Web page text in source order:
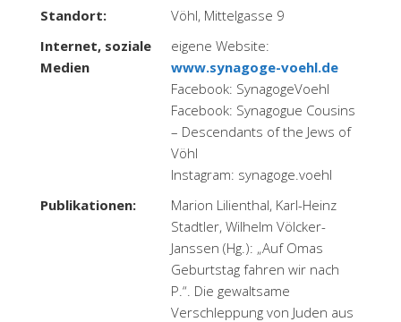
Standort:
Vöhl, Mittelgasse 9
Internet, soziale
Medien
eigene Website:
www.synagoge-voehl.de
Facebook: SynagogeVoehl
Facebook: Synagogue Cousins
– Descendants of the Jews of
Vöhl
Instagram: synagoge.voehl
Publikationen:
Marion Lilienthal, Karl-Heinz
Stadtler, Wilhelm Völcker-
Janssen (Hg.): „Auf Omas
Geburtstag fahren wir nach
P.“. Die gewaltsame
Verschleppung von Juden aus